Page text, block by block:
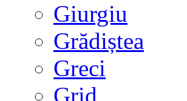
Giurgiu
Grădiștea
Greci
Grid